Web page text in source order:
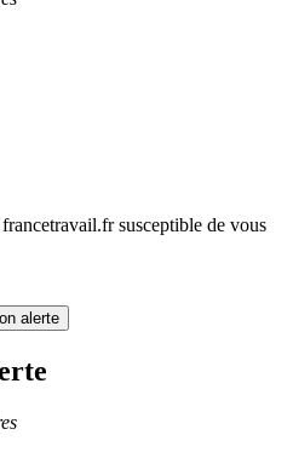
susceptible de vous
alerte